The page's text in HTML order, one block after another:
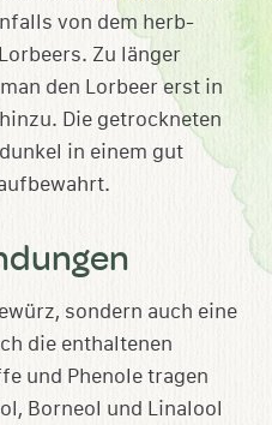
von dem herb-
Zu länger
den Lorbeer erst in
Die getrockneten
in einem gut
sondern auch eine
die enthaltenen
und Phenole tragen
Borneol und Linalool